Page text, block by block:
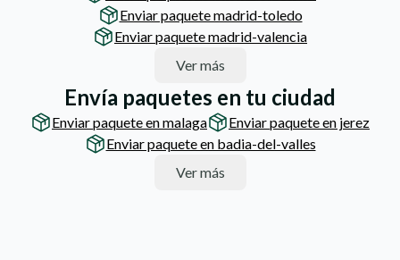
Enviar paquete madrid-toledo
Enviar paquete madrid-valencia
Ver más
Envía paquetes en tu ciudad
Enviar paquete en malaga
Enviar paquete en jerez
Enviar paquete en badia-del-valles
Ver más